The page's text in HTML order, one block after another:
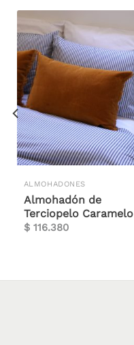
ALMOHADONES
Almohadón de
Terciopelo Caramelo
$116.380